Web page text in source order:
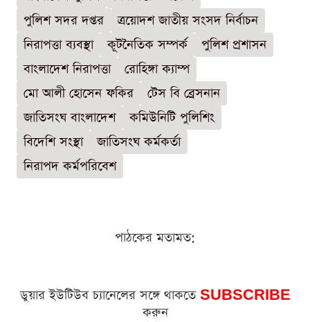
পুলিশ সদর দপ্তর
ত্রয়োদশ জাতীয় সংসদ নির্বাচন
নিরাপত্তা ব্যবস্থা
কূটনৈতিক সম্পর্ক
পুলিশ প্রশাসন
বাংলাদেশ নিরাপত্তা
রোহিঙ্গা ক্যাম্প
মো আলী হোসেন ফকির
টেস বি ব্রেসনান
জাতিসংঘ বাংলাদেশ
কমিউনিটি পুলিশিং
বিদেশি সংস্থা
জাতিসংঘ কর্মকর্তা
নিরাপদ কর্মপরিবেশ
পাঠকের মতামত:
ডুয়ার ইউটিউব চ্যানেলের সঙ্গে থাকতে SUBSCRIBE
করুন